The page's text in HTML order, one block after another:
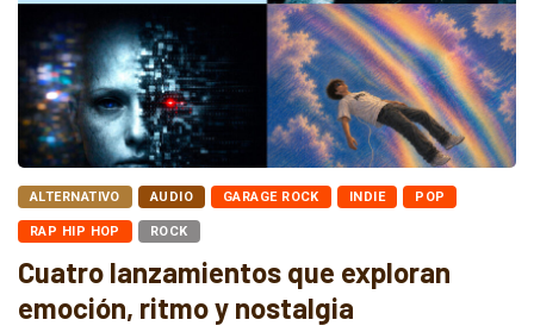
ALTERNATIVO AUDIO GARAGE ROCK INDIE POP
RAP HIP HOP ROCK
Cuatro lanzamientos que exploran
emoción, ritmo y nostalgia